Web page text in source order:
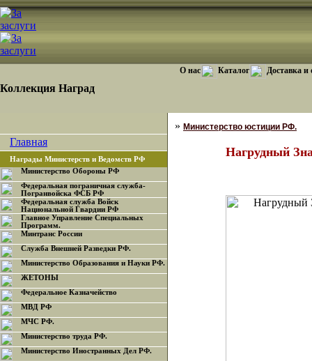
Коллекция Наград
О нас Каталог Доставка и
Главная
Награды Министерств и Ведомств РФ
Министерство Обороны РФ
Федеральная пограничная служба-
Погранвойска ФСБ РФ
Федеральная служба Войск
Национальной Гвардии РФ
Главное Управление Специальных
Программ.
Минтранс России
Служба Внешней Разведки РФ.
Министерство Образования и Науки РФ.
ЖЕТОНЫ
Федеральное Казначейство
МВД РФ
МЧС РФ.
Министерство труда РФ.
Министерство Иностранных Дел РФ.
» Министерство юстиции РФ.
Нагрудный